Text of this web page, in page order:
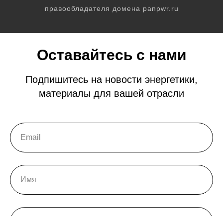
правообладателя домена panpwr.ru
Оставайтесь с нами
Подпишитесь на новости энергетики,
материалы для вашей отрасли